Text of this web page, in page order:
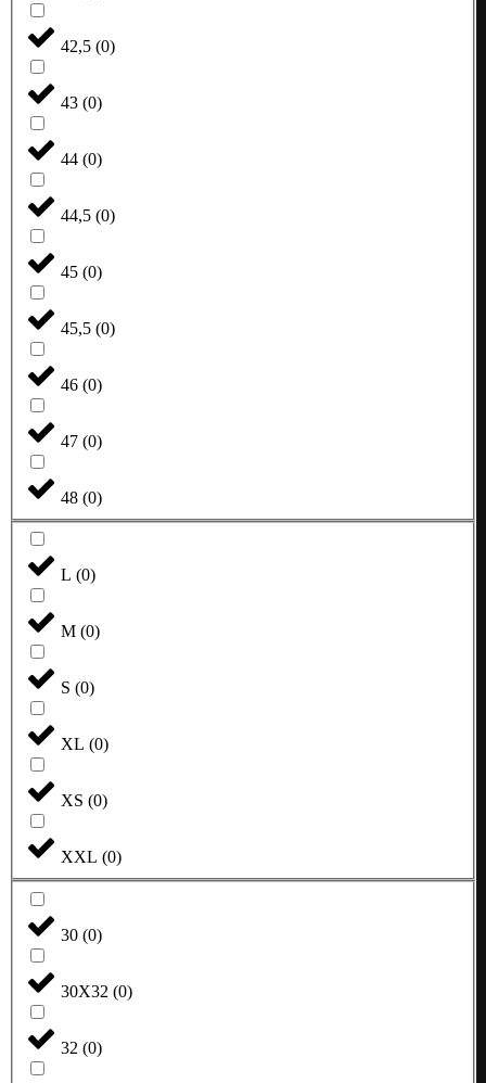
42,5 (0)
43 (0)
44 (0)
44,5 (0)
45 (0)
45,5 (0)
46 (0)
47 (0)
48 (0)
L (0)
M (0)
S (0)
XL (0)
XS (0)
XXL (0)
30 (0)
30X32 (0)
32 (0)